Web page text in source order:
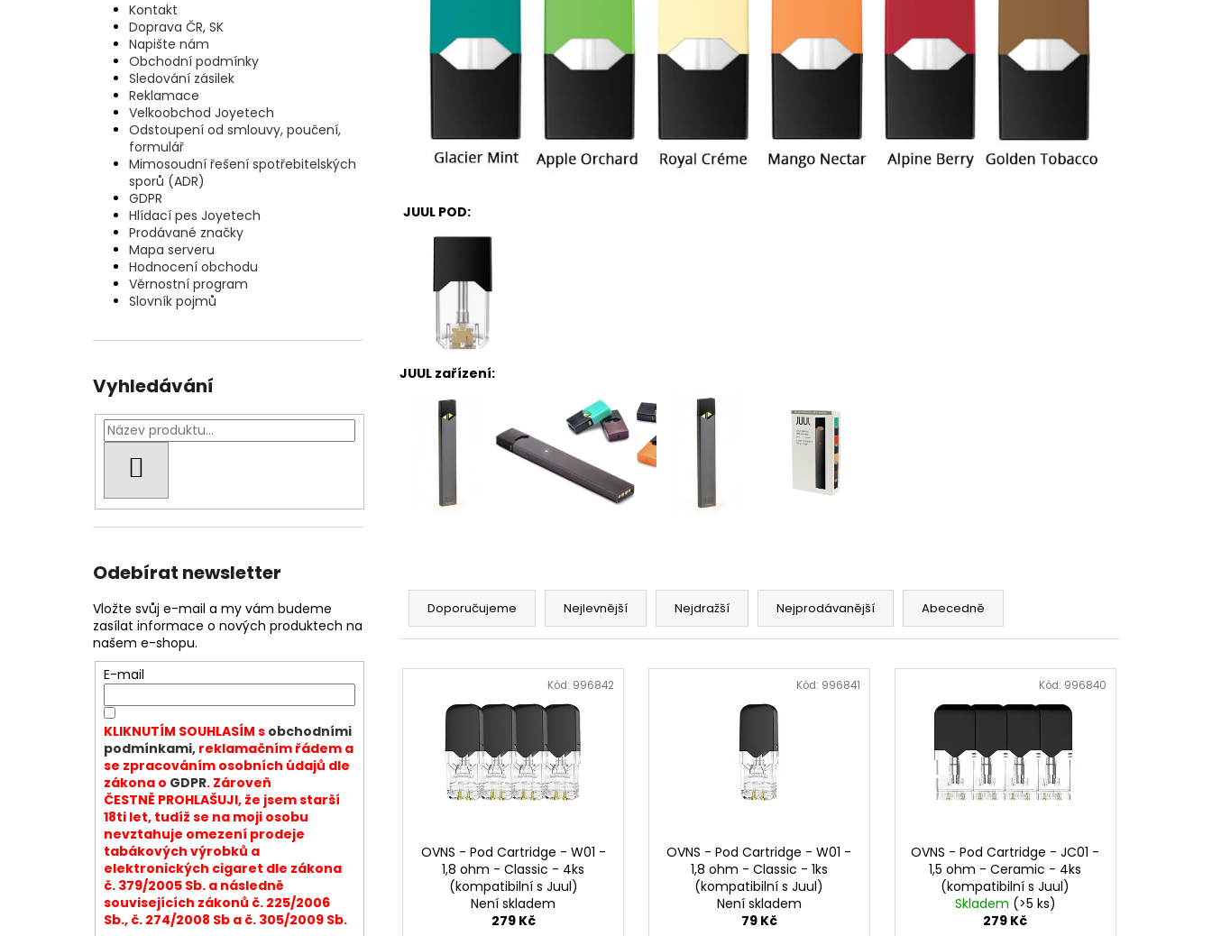
Kontakt
Doprava ČR, SK
Napište nám
Obchodní podmínky
Sledování zásilek
Reklamace
Velkoobchod Joyetech
Odstoupení od smlouvy, poučení,
formulář
Mimosoudní řešení spotřebitelských
sporů (ADR)
GDPR
Hlídací pes Joyetech
Prodávané značky
Mapa serveru
Hodnocení obchodu
Věrnostní program
Slovník pojmů
Vyhledávání
Odebírat newsletter
Vložte svůj e-mail a my vám budeme
zasílat informace o nových produktech na
našem e-shopu.
E-mail
KLIKNUTÍM SOUHLASÍM s obchodními
podmínkami,reklamačním řádem a
se zpracováním osobních údajů dle
zákona o GDPR. Zároveň
ČESTNĚ PROHLAŠUJI, že jsem starší
18ti let, tudíž se na moji osobu
nevztahuje omezení prodeje
tabákových výrobků a
elektronických cigaret dle zákona
č. 379/2005 Sb. a následně
souvisejících zákonů č. 225/2006
Sb., č. 274/2008 Sb a č. 305/2009 Sb.
JUUL POD:
JUUL zařízení:
Ř
z
Doporučujeme Nejlevnější Nejdražší Nejprodávanější Abecedně
V
OVNS - Pod Cartridge - W01 -
1,8 ohm - Classic - 4ks
(kompatibilní s Juul)
Není skladem
279 Kč
Kód: 996842
OVNS - Pod Cartridge - W01 -
1,8 ohm - Classic - 1ks
(kompatibilní s Juul)
Není skladem
79 Kč
Kód: 996841
OVNS - Pod Cartridge - JC01 -
1,5 ohm - Ceramic - 4ks
(kompatibilní s Juul)
Skladem (>5 ks)
279 Kč
Kód: 996840